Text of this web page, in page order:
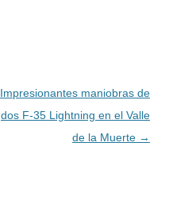
Impresionantes maniobras de
dos F-35 Lightning en el Valle
de la Muerte →